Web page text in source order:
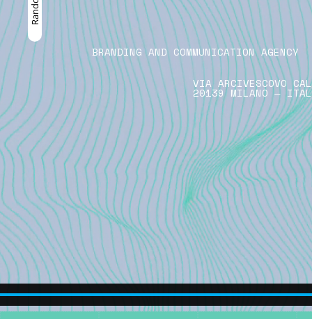
BRANDING AND COMMUNICATION AGENCY
VIA ARCIVESCOVO
20139 MILANO —